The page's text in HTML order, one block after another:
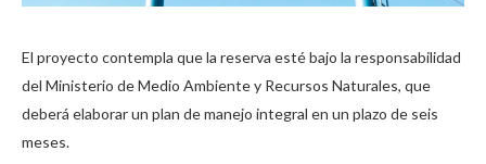
El proyecto contempla que la reserva esté bajo la responsabilidad
del Ministerio de Medio Ambiente y Recursos Naturales, que
deberá elaborar un plan de manejo integral en un plazo de seis
meses.